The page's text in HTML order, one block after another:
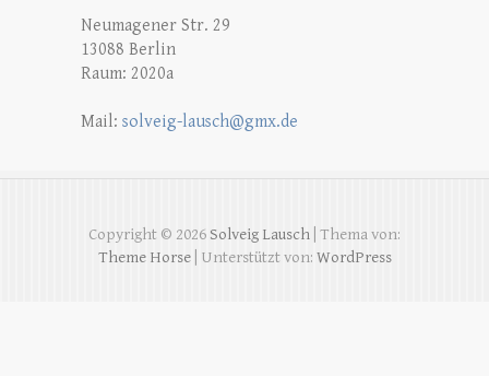
Neumagener Str. 29
13088 Berlin
Raum: 2020a
Mail: solveig-lausch@gmx.de
Copyright © 2026 Solveig Lausch | Thema von:
Theme Horse| Unterstützt von: WordPress